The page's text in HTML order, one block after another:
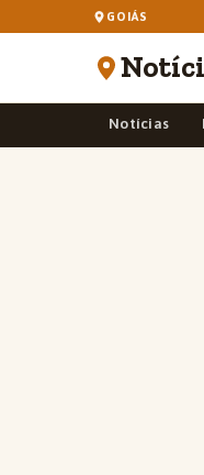
GOIÁS
Notícias